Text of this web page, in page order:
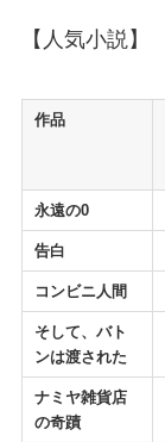
【人気小説】
作品
永遠の0
告白
コンビニ人間
そして、バト
ンは渡された
ナミヤ雑貨店
の奇蹟